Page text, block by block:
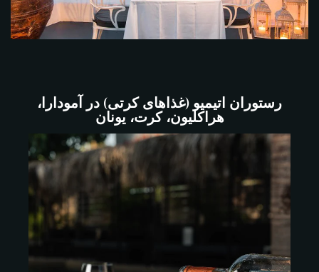
رستوران اتیمیو (غذاهای کرتی) در آمودارا،
هراکلیون، کرت، یونان